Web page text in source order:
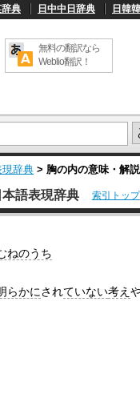
典 日中中日辞典 日韓
無料の翻訳なら
Weblio翻訳！
現辞典 > 胸の内の意味・解説
U
語表現辞典 索引トップ
ねのうち
らかにされていない考え